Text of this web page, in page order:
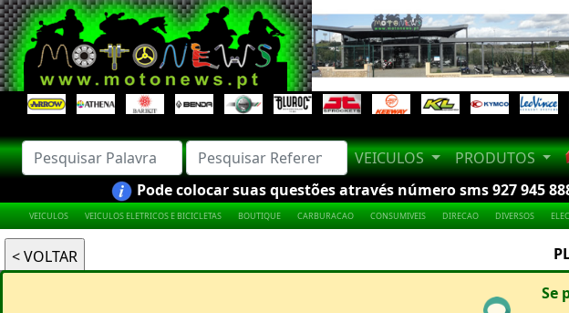
VEICULOS PRODUTOS
Pode colocar suas questões através número sms 927 945
VEICULOS VEICULOS ELETRICOS E BICICLETAS BOUTIQUE CARBURACAO CONSUMIVEIS DIRECAO DIVERSOS
Se